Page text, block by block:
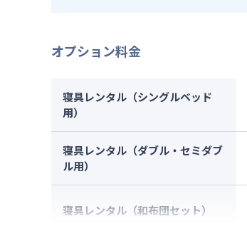
オプション料金
寝具レンタル（シングルベッド
用）
寝具レンタル（ダブル・セミダブ
ル用）
寝具レンタル（和布団セット）